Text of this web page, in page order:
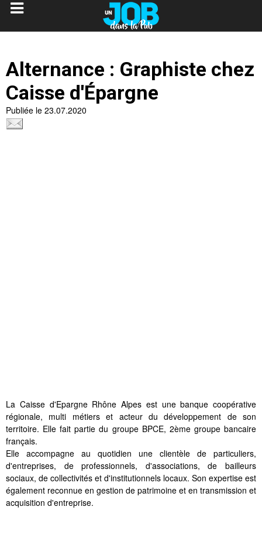
Alternance : Graphiste chez
Caisse d'Épargne
Publiée le 23.07.2020
La Caisse d'Epargne Rhône Alpes est une banque coopérative
régionale, multi métiers et acteur du développement de son
territoire. Elle fait partie du groupe BPCE, 2ème groupe bancaire
français.
Elle accompagne au quotidien une clientèle de particuliers,
d'entreprises, de professionnels, d'associations, de bailleurs
sociaux, de collectivités et d'institutionnels locaux. Son expertise est
également reconnue en gestion de patrimoine et en transmission et
acquisition d'entreprise.